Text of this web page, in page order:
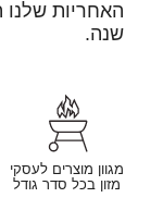
שנה.
מגוון מוצרים לעסקי
מזון בכל סדר גודל